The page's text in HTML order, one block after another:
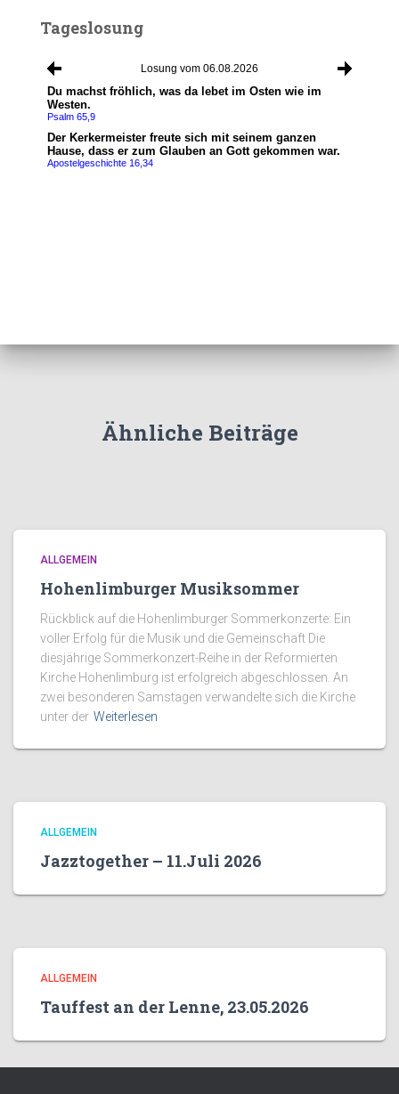
Tageslosung
Ähnliche Beiträge
ALLGEMEIN
Hohenlimburger Musiksommer
Rückblick auf die Hohenlimburger Sommerkonzerte: Ein
voller Erfolg für die Musik und die Gemeinschaft Die
diesjährige Sommerkonzert-Reihe in der Reformierten
Kirche Hohenlimburg ist erfolgreich abgeschlossen. An
zwei besonderen Samstagen verwandelte sich die Kirche
unter der Weiterlesen
ALLGEMEIN
Jazztogether – 11.Juli 2026
ALLGEMEIN
Tauffest an der Lenne, 23.05.2026